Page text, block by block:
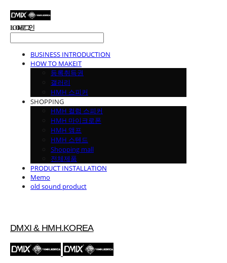
LOG IN로그인
BUSINESS INTRODUCTION
HOW TO MAKEIT
등록취득권
갤러리
HMH 스피커
SHOPPING
HMH 컬럼 스피커
HMH 마이크로폰
HMH 앰프
HMH 스텐드
Shopping mall
전체제품
PRODUCT INSTALLATION
Memo
old sound product
DMXI & HMH.KOREA